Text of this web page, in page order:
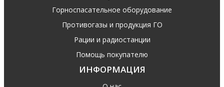
Горноспасательное оборудование
Противогазы и продукция ГО
Рации и радиостанции
Помощь покупателю
ИНФОРМАЦИЯ